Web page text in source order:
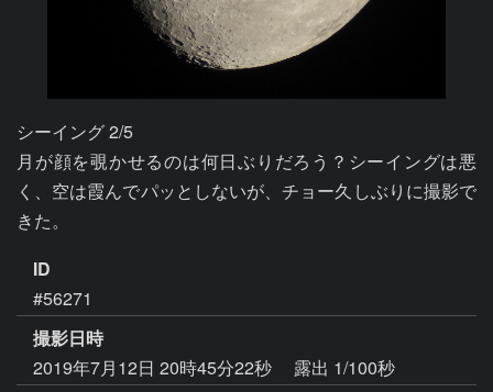
シーイング 2/5
月が顔を覗かせるのは何日ぶりだろう？シーイングは悪
く、空は霞んでパッとしないが、チョー久しぶりに撮影で
きた。
ID
#56271
撮影日時
2019年7月12日 20時45分22秒
露出 1/100秒